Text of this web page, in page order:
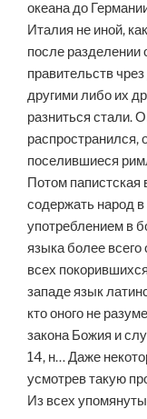
океана до
Италия не иной,
после разделении
правительств
другими либо их
разниться стали.
распространился,
поселившиеся
Потом папистская
содержать народ
употреблением в
языка более всего
всех
западе язык
кто оного не
закона Божия и
14, н… Даже
усмотрев такую
Из всех